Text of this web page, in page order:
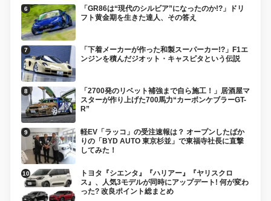
「GR86は“現代のシルビア”になったのか!?」ドリ
フト黄金期を生きた達人、その答え
「下着メーカーが作った和製スーパーカー!?」F1エ
ンジンを積んだジオット・キャスピタという伝説
「2700発のリベット補強まで自ら施工！」居酒屋マ
スターが作り上げた700馬力“カーボンケブラーGT-
R”
軽EV「ラッコ」の受注速報は？ オープンしたばか
りの「BYD AUTO 東京杉並」で東福寺社長に直撃
してみた！
トヨタ『シエンタ』『ハリアー』『ヤリスクロ
ス』、人気3モデルが同時にアップデート! 何が変わ
った? 改良ポイント総まとめ